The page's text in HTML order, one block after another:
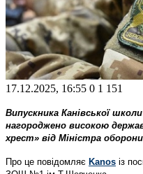
17.12.2025, 16:55 0 1 151
Випускника Канівської
нагороджено високою
хрест» від Міністра
Про це повідомляє Kanos із